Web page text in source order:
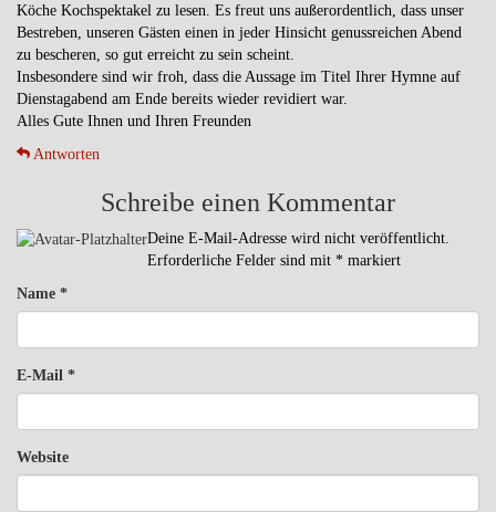
Köche Kochspektakel zu lesen. Es freut uns außerordentlich, dass unser
Bestreben, unseren Gästen einen in jeder Hinsicht genussreichen Abend
zu bescheren, so gut erreicht zu sein scheint.
Insbesondere sind wir froh, dass die Aussage im Titel Ihrer Hymne auf
Dienstagabend am Ende bereits wieder revidiert war.
Alles Gute Ihnen und Ihren Freunden
Antworten
Schreibe einen Kommentar
Deine E-Mail-Adresse wird nicht veröffentlicht.
Erforderliche Felder sind mit * markiert
Name *
E-Mail *
Website